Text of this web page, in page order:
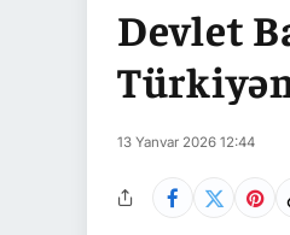
Devlet
13 Yanvar 2026 12:44